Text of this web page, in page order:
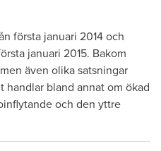
första januari 2014 och
januari 2015. Bakom
även olika satsningar
bland annat om ökad
och den yttre